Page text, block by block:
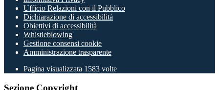
Ufficio Relazioni con il Pubblico
Dichiarazione di accessibilità
Obiettivi di accessibilità
Whistleblowing
Gestione consensi cookie
Amministrazione trasparente
Pagina visualizzata 1583 volte
Sezione Copyright